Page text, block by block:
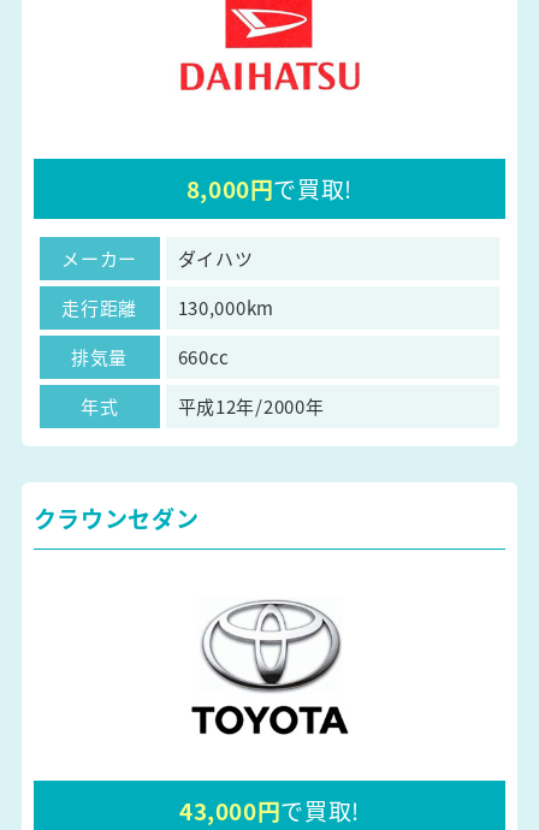
8,000円で買取!
メーカー
ダイハツ
走行距離
130,000km
排気量
660cc
年式
平成12年/2000年
クラウンセダン
43,000円で買取!